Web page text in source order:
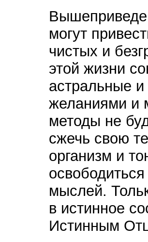
могут
чистых и
этой жизни
астральные
желаниями и
методы не
сжечь свою
организм и
мыслей.
в истинное
Истинным